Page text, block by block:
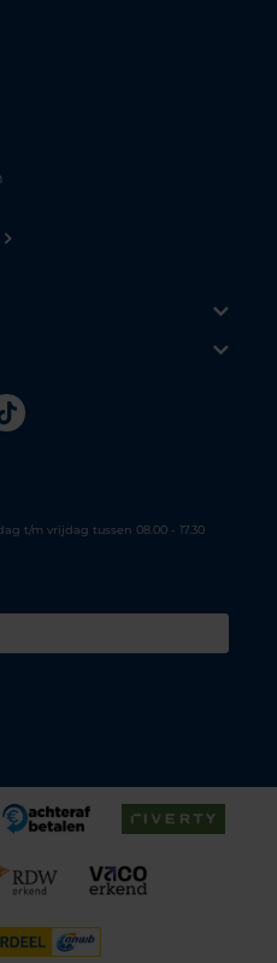
Tiktok
t/m vrijdag tussen 08.00 - 17.30